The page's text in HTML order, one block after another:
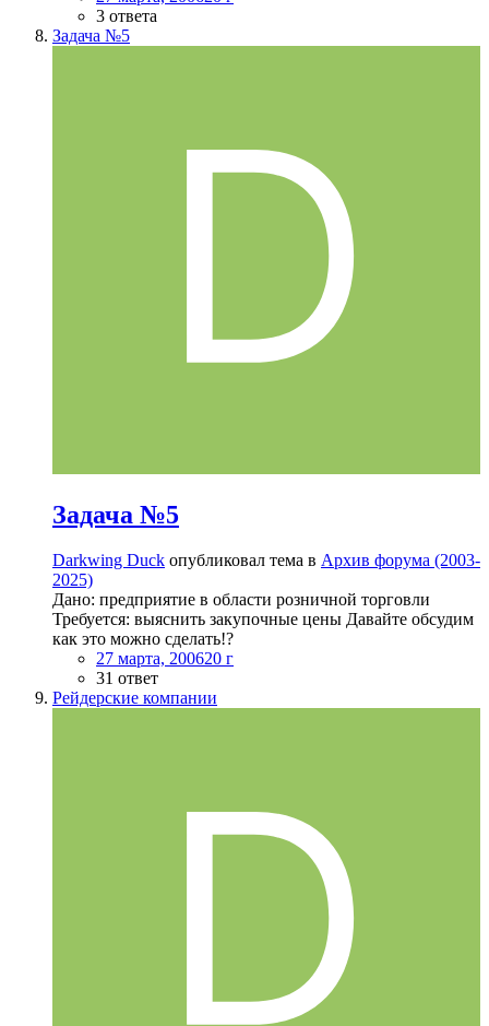
3 ответа
Задача №5
Задача №5
Darkwing Duck опубликовал тема в Архив форума (2003-
2025)
Дано: предприятие в области розничной торговли
Требуется: выяснить закупочные цены Давайте обсудим
как это можно сделать!?
27 марта, 200620 г
31 ответ
Рейдерские компании